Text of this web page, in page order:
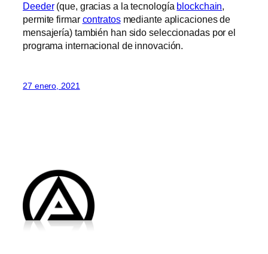
Deeder(que, gracias a la tecnología blockchain,
permite firmar contratosmediante aplicaciones de
mensajería) también han sido seleccionadas por el
programa internacional de innovación.
27 enero, 2021